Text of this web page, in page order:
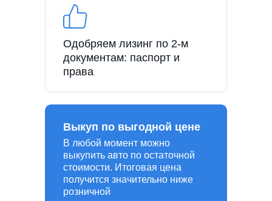
Одобряем лизинг по 2-м
документам: паспорт и
права
В любой момент можно
выкупить авто по остаточной
стоимости. Итоговая цена
получится значительно ниже
розничной
Выкуп по выгодной цене